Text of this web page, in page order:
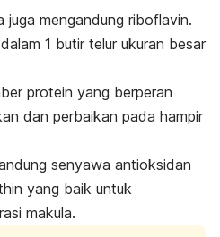
mengandung riboflavin.
1 butir telur ukuran besar
protein yang berperan
dan perbaikan pada hampir
senyawa antioksidan
yang baik untuk
makula.